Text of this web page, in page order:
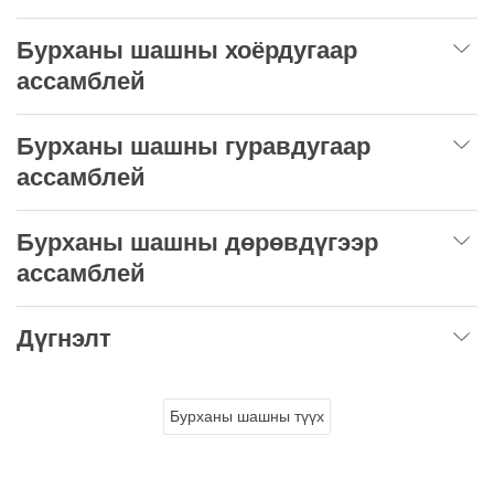
Бурханы шашны хоёрдугаар
ассамблей
Бурханы шашны гуравдугаар
ассамблей
Бурханы шашны дөрөвдүгээр
ассамблей
Дүгнэлт
Бурханы шашны түүх